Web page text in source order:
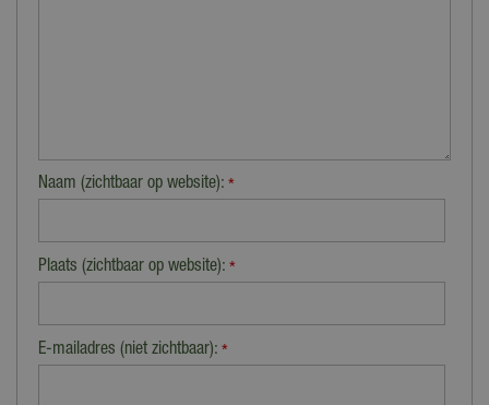
Naam (zichtbaar op website): *
Plaats (zichtbaar op website): *
E-mailadres (niet zichtbaar): *